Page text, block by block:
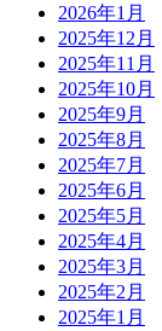
2026年1月
2025年12月
2025年11月
2025年10月
2025年9月
2025年8月
2025年7月
2025年6月
2025年5月
2025年4月
2025年3月
2025年2月
2025年1月